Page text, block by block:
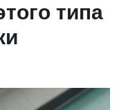
типа